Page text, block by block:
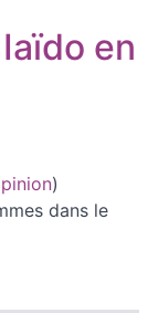
en
)
dans le